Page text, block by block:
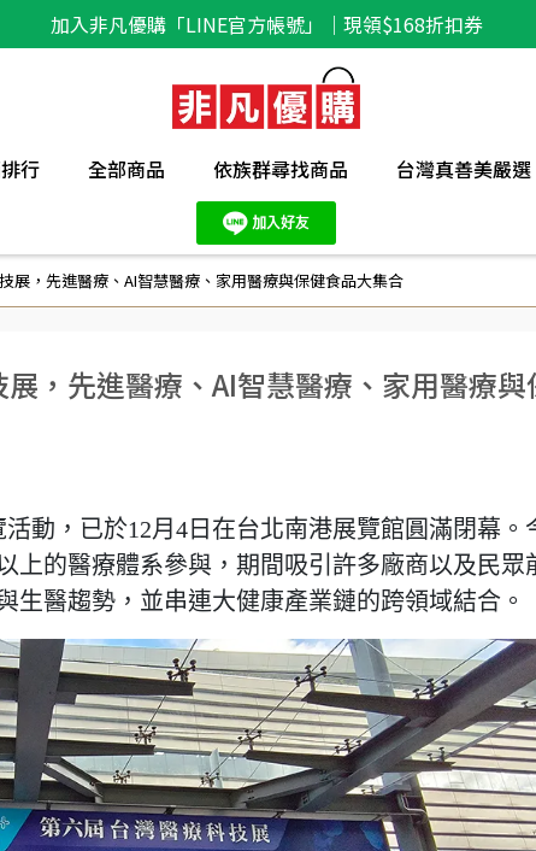
加入非凡優購「LINE官方帳號」｜現領$168折扣券
行 全部商品 依族群尋找商品 台灣真善美嚴選
展，先進醫療、AI智慧醫療、家用醫療與保健食品大集合
，先進醫療、AI智慧醫療、家用醫療與
動，已於12月4日在台北南港展覽館圓滿閉幕。
上的醫療體系參與，期間吸引許多廠商以及民眾
生醫趨勢，並串連大健康產業鏈的跨領域結合。